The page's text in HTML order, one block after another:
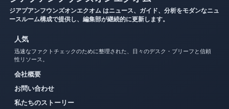
ジアプアンフウンズオンエクオム はニュース、ガイド、分析をモダンなニュ
ースルーム構成で提供し、編集部が継続的に更新します。
人気
迅速なファクトチェックのために整理された、日々のデスク・ブリーフと信頼
性リソース。
会社概要
お問い合わせ
私たちのストーリー